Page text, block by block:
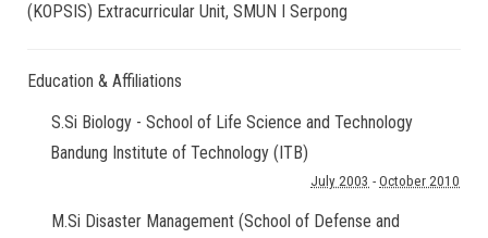
(KOPSIS) Extracurricular Unit, SMUN I Serpong
Education & Affiliations
S.Si Biology - School of Life Science and Technology
Bandung Institute of Technology (ITB)
July 2003 - October 2010
M.Si Disaster Management (School of Defense and